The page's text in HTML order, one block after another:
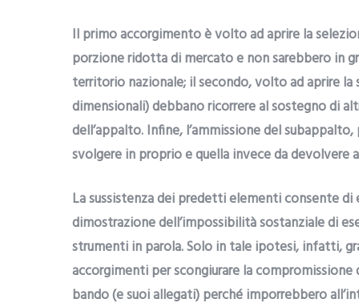
Il primo accorgimento è volto ad aprire la
porzione ridotta di mercato e non sarebbero in
territorio nazionale; il secondo, volto ad aprire
dimensionali) debbano ricorrere al sostegno di
dell’appalto. Infine, l’ammissione del
svolgere in proprio e quella invece da
La sussistenza dei predetti elementi consente
dimostrazione dell’impossibilità sostanziale di
strumenti in parola. Solo in tale ipotesi, infatti,
accorgimenti per scongiurare la
bando (e suoi allegati) perché imporrebbero